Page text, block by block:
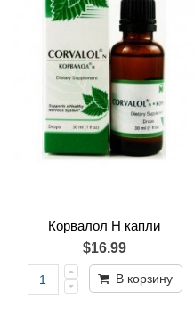
Корвалол Н капли
$16.99
В корзину